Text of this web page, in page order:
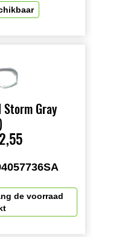
Storm Gray
de voorraad